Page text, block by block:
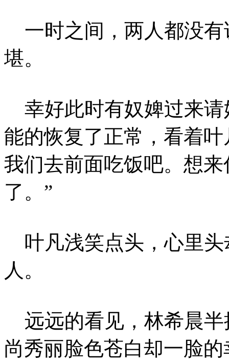
一时之间，两人都没有
堪。
幸好此时有奴婢过来请
能的恢复了正常，看着
我们去前面吃饭吧。想
了。”
叶凡浅笑点头，心里头
人。
远远的看见，林希晨半
尚秀丽脸色苍白却一脸